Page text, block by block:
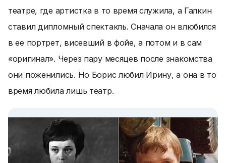
театре, где артистка в то время служила, а Галкин
ставил дипломный спектакль. Сначала он влюбился
в ее портрет, висевший в фойе, а потом и в сам
«оригинал». Через пару месяцев после знакомства
они поженились. Но Борис любил Ирину, а она в то
время любила лишь театр.